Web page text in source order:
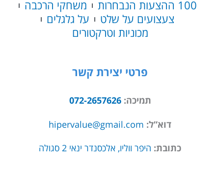
100 ההצעות הנבחרות
משחקי הרכבה
צעצועים על שלט
על גלגלים
מכוניות וטרקטורים
פרטי יצירת קשר
תמיכה:072-2657626
דוא”ל: hipervalue@gmail.com
כתובת: היפר ווליו, אלכסנדר ינאי 2 סגולה